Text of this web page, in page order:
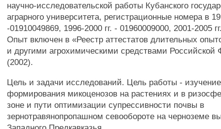
научно-исследовательской работы Кубанского
аграрного университета, регистрационные номера в
-01910049869, 1996-2000 гг. - 01960009000, 2001-2005
Опыт включен в «Реестр аттестатов длительных
и другими агрохимическими средствами Российской
(2002).
Цель и задачи исследований. Цель работы -
формирования микоценозов на растениях и в
зоне и пути оптимизации супрессивности почвы в
зернотравянопропашном севообороте на черноземе